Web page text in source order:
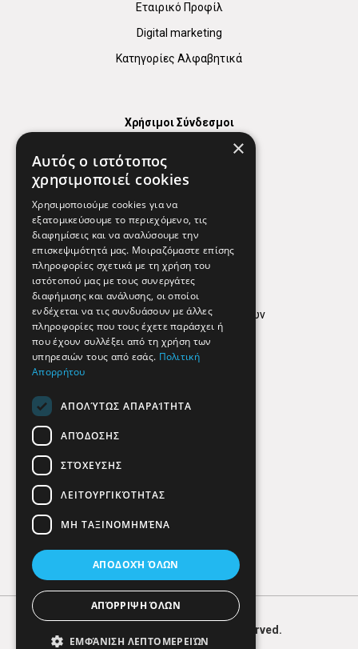
Εταιρικό Προφίλ
Digital marketing
Κατηγορίες Αλφαβητικά
Χρήσιμοι Σύνδεσμοι
Χρήσιμα Τηλέφωνα
Εφημερεύοντα Φαρμακεία
Απόρρητο
Όροι Χρήσης
Πολιτική προστασίας δεδομένων
Findhere
Social Media
HERE. All Rights Reserved.
×
Αυτός ο ιστότοπος
χρησιμοποιεί cookies
Χρησιμοποιούμε cookies για να
εξατομικεύσουμε το περιεχόμενο, τις
διαφημίσεις και να αναλύσουμε την
επισκεψιμότητά μας. Μοιραζόμαστε επίσης
πληροφορίες σχετικά με τη χρήση του
ιστότοπού μας με τους συνεργάτες
διαφήμισης και ανάλυσης, οι οποίοι
ενδέχεται να τις συνδυάσουν με άλλες
πληροφορίες που τους έχετε παράσχει ή
που έχουν συλλέξει από τη χρήση των
υπηρεσιών τους από εσάς. Πολιτική
Απορρήτου
ΑΠΟΛΎΤΩΣ ΑΠΑΡΑΊΤΗΤΑ
ΑΠΌΔΟΣΗΣ
ΣΤΌΧΕΥΣΗΣ
ΛΕΙΤΟΥΡΓΙΚΌΤΗΤΑΣ
ΜΗ ΤΑΞΙΝΟΜΗΜΈΝΑ
ΑΠΟΔΟΧΉ ΌΛΩΝ
ΑΠΌΡΡΙΨΗ ΌΛΩΝ
ΕΜΦΆΝΙΣΗ ΛΕΠΤΟΜΕΡΕΙΏΝ